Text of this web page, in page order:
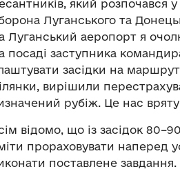
який розпочався
Луганського та
Луганський аеропорт я
посаді заступника
засідки на
вирішили
рубіж. Це нас
відомо, що із засідок
прораховувати наперед
поставлене завдання.